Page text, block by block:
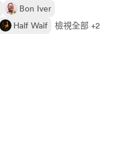
Bon Iver
Half Waif 檢視全部 +2